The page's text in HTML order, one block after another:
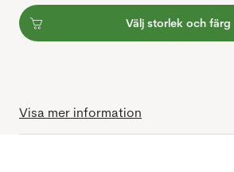
Välj storlek och färg
Visa mer information